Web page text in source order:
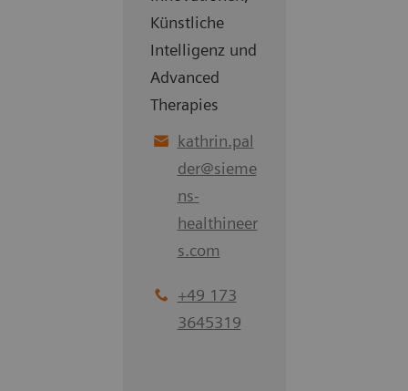
Künstliche
Intelligenz und
Advanced
Therapies
kathrin.pal
der@sieme
ns-
healthineer
s.com
+49 173
3645319